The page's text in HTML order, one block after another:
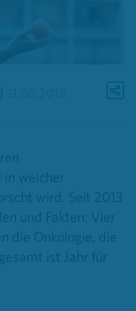
welcher
wird. Seit 2013
und Fakten: Vier
die Onkologie, die
ist Jahr für